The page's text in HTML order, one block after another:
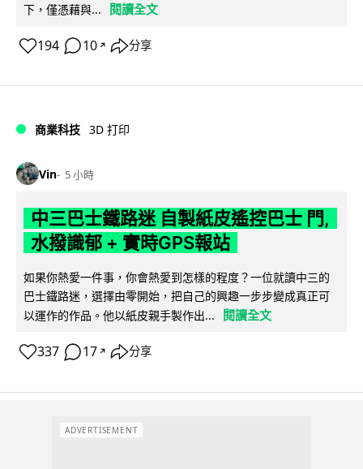
下，僅憑藉與...
閱讀全文
194 10 ↗ 分享
商業科技 3D 打印
Vin 5 小時
中三巴士鐵路迷 自製紙皮遙控巴士 門,
水撥識郁 + 實時GPS報站
如果你熱愛一件事，你會熱愛到怎樣的程度？一位就讀中三的
巴士鐵路迷，選擇由零開始，把自己的興趣一步步變成真正可
以運作的作品。他以紙皮親手製作出...
閱讀全文
337 17 ↗ 分享
ADVERTISEMENT